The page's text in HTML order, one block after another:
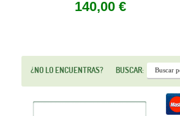
140,00 €
¿NO LO ENCUENTRAS? BUSCAR: